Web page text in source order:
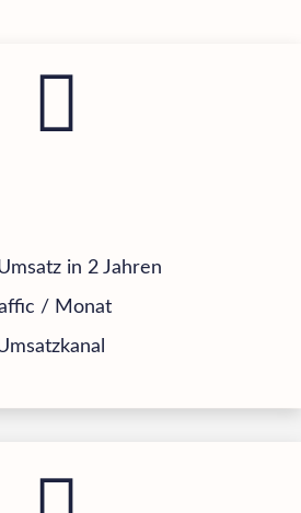
in 2 Jahren
/ Monat